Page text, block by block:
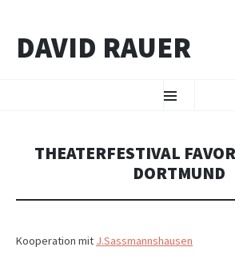
DAVID RAUER
THEATERFESTIVAL
DORTMUND
Kooperation mit J.Sassmannshausen